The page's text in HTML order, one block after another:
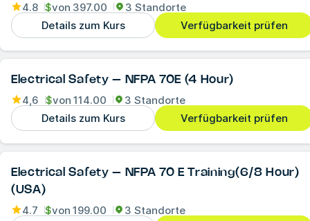
4.8 $von 397.00
3 Standorte
Details zum Kurs
Verfügbarkeit prüfen
Electrical Safety – NFPA 70E (4 Hour)
4,6 $von 114.00
3 Standorte
Details zum Kurs
Verfügbarkeit prüfen
Electrical Safety – NFPA 70 E Training(6/8 Hour)
(USA)
4.7 $von 199.00
3 Standorte